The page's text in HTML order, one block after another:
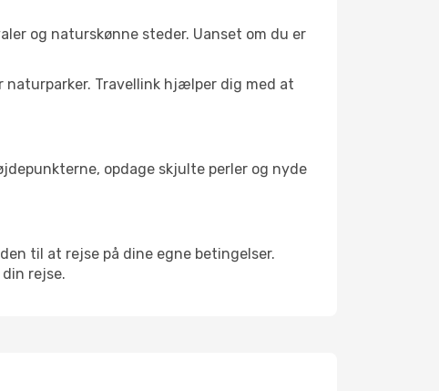
og naturskønne steder. Uanset om du er
naturparker. Travellink hjælper dig med at
opdage skjulte perler og nyde
til at rejse på dine egne betingelser.
rejse.